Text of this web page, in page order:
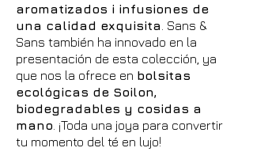
aromatizados i infusiones de
una calidad exquisita . Sans &
Sans también ha innovado en la
presentación de esta colección, ya
que nos la ofrece en bolsitas
ecológicas de Soilon,
biodegradables y cosidas a
mano . ¡Toda una joya para convertir
tu momento del té en lujo!